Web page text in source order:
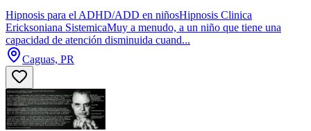
Hipnosis para el ADHD/ADD en niñosHipnosis Clinica
Ericksoniana SistemicaMuy a menudo, a un niño que tiene una
capacidad de atención disminuida cuand...
Caguas, PR